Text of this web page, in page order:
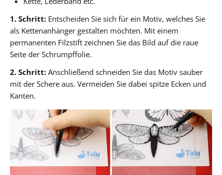
1. Schritt: Entscheiden Sie sich für ein Motiv, welches Sie
als Kettenanhänger gestalten möchten. Mit einem
permanenten Filzstift zeichnen Sie das Bild auf die raue
Seite der Schrumpffolie.
2. Schritt: Anschließend schneiden Sie das Motiv sauber
mit der Schere aus. Vermeiden Sie dabei spitze Ecken und
Kanten.